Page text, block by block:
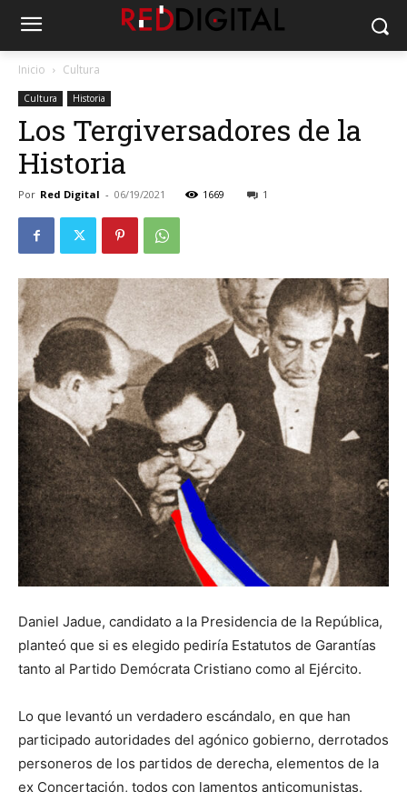
Inicio Cultura
Cultura Historia
Los Tergiversadores de la
Historia
Por Red Digital - 06/19/2021 1669 1
Daniel Jadue, candidato a la Presidencia de la República,
planteó que si es elegido pediría Estatutos de Garantías
tanto al Partido Demócrata Cristiano como al Ejército.
Lo que levantó un verdadero escándalo, en que han
participado autoridades del agónico gobierno, derrotados
personeros de los partidos de derecha, elementos de la
ex Concertación, todos con lamentos anticomunistas.